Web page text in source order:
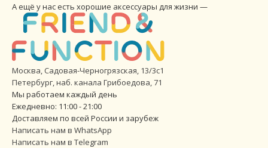
А ещё у нас есть хорошие аксессуары для жизни —
Москва, Садовая-Черногрязская, 13/3с1
Петербург,наб. канала Грибоедова, 71
Мы работаем каждый день
Ежедневно: 11:00 - 21:00
Доставляем по всей России и зарубеж
Написать нам в WhatsApp
Написать нам в Telegram